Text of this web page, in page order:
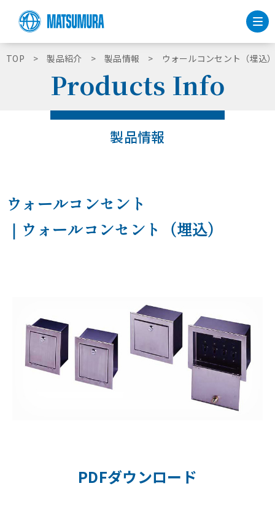
TOP 製品紹介 製品情報 ウォールコンセント（埋込
Products Info
製品情報
ウォールコンセント
｜ウォールコンセント（埋込）
PDFダウンロード